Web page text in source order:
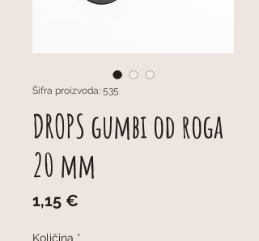
Šifra proizvoda: 535
DROPS gumbi od roga
20 mm
1,15 €
Količina *